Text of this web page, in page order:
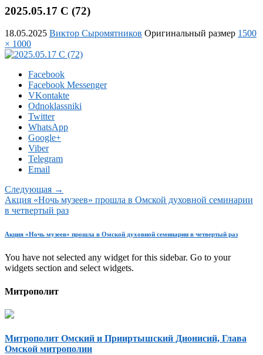
2025.05.17 С (72)
18.05.2025 Виктор Сыромятников Оригинальный размер 1500
× 1000
Facebook
Facebook Messenger
VKontakte
Odnoklassniki
Twitter
WhatsApp
Google+
Viber
Telegram
Email
Следующая →
Акция «Ночь музеев» прошла в Омской духовной семинарии
в четвертый раз
Акция «Ночь музеев» прошла в Омской духовной семинарии в четвертый раз
You have not selected any widget for this sidebar. Go to your
widgets section and select widgets.
Митрополит
Митрополит Омский и Прииртышский Дионисий, Глава
Омской митрополии